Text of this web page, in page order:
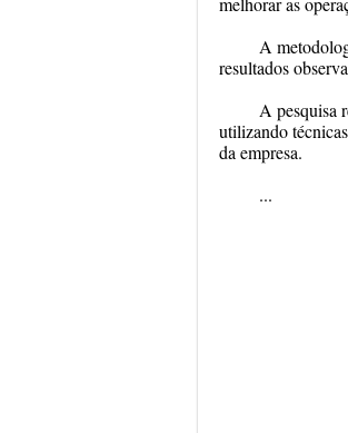
A
resultados
A pesquisa
utilizando
da empresa.
...